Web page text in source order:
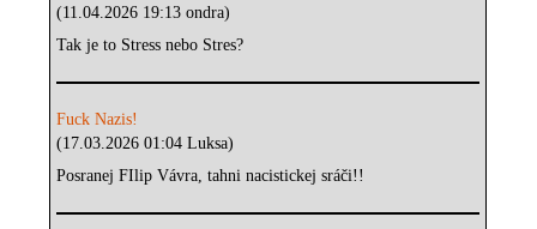
(11.04.2026 19:13 ondra)
Tak je to Stress nebo Stres?
Fuck Nazis!
(17.03.2026 01:04 Luksa)
Posranej FIlip Vávra, tahni nacistickej sráči!!